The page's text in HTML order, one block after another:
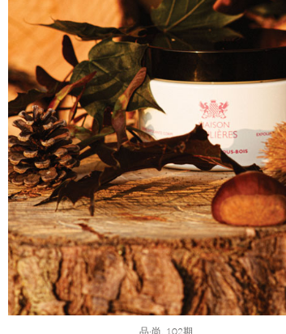
品·尚, 102期